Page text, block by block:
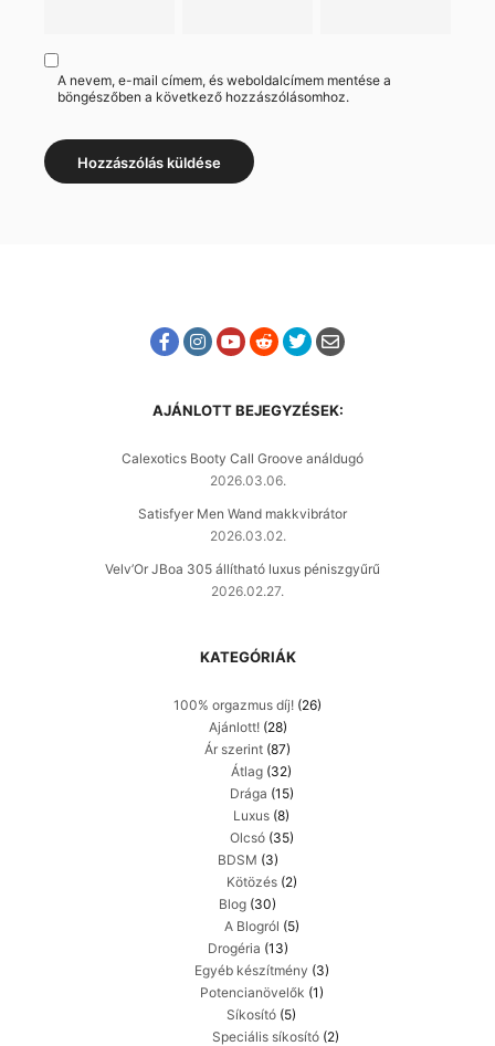
A nevem, e-mail címem, és weboldalcímem mentése a
böngészőben a következő hozzászólásomhoz.
AJÁNLOTT BEJEGYZÉSEK:
Calexotics Booty Call Groove análdugó
2026.03.06.
Satisfyer Men Wand makkvibrátor
2026.03.02.
Velv’Or JBoa 305 állítható luxus péniszgyűrű
2026.02.27.
KATEGÓRIÁK
100% orgazmus díj! (26)
Ajánlott!(28)
Ár szerint (87)
Átlag (32)
Drága (15)
Luxus (8)
Olcsó(35)
BDSM (3)
Kötözés(2)
Blog (30)
A Blogról (5)
Drogéria (13)
Egyéb készítmény (3)
Potencianövelők (1)
Síkosító (5)
Speciális síkosító(2)